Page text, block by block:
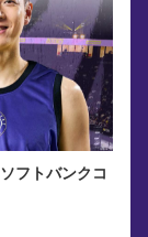
フトバンクコ